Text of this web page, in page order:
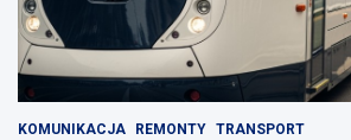
KOMUNIKACJA REMONTY TRANSPORT